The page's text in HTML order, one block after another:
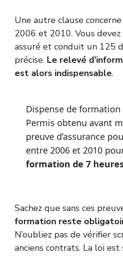
Une autre clause
2006 et 2010. Vous
assuré et conduit un 125
précise. Le relevé
est alors indispensable.
Dispense de formation
Permis obtenu avant
preuve d’assurance
entre 2006 et 2010
formation de 7
Sachez que sans ces
formation reste
N’oubliez pas de vérifier
anciens contrats. La loi